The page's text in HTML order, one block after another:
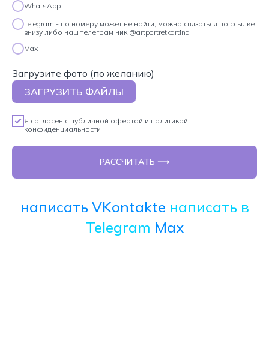
WhatsApp
Telegram - по номеру может не найти, можно связаться по ссылке
внизу либо наш телеграм ник @artportretkartina
Max
Загрузите фото (по желанию)
ЗАГРУЗИТЬ ФАЙЛЫ
Я согласен с публичной офертой и политикой
конфиденциальности
РАССЧИТАТЬ ⟶
написать VKontakte написать в
Telegram Max